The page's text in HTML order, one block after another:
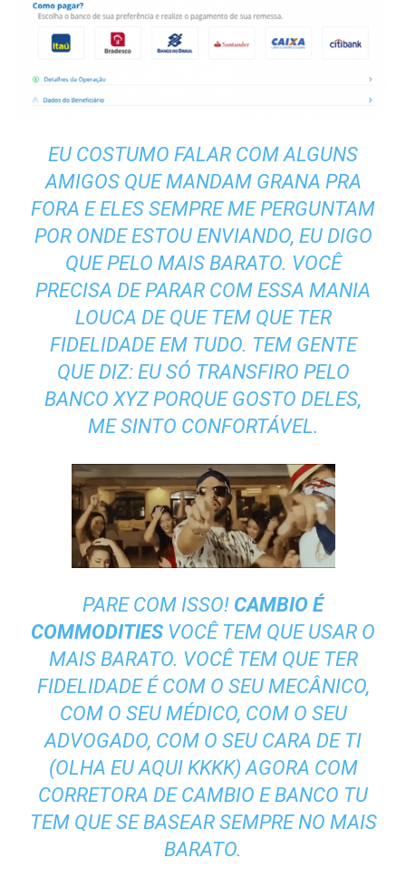
EU COSTUMO FALAR COM ALGUNS
AMIGOS QUE MANDAM GRANA PRA
FORA E ELES SEMPRE ME PERGUNTAM
POR ONDE ESTOU ENVIANDO, EU DIGO
QUE PELO MAIS BARATO. VOCÊ
PRECISA DE PARAR COM ESSA MANIA
LOUCA DE QUE TEM QUE TER
FIDELIDADE EM TUDO. TEM GENTE
QUE DIZ: EU SÓ TRANSFIRO PELO
BANCO XYZ PORQUE GOSTO DELES,
ME SINTO CONFORTÁVEL.
PARE COM ISSO! CAMBIO É
COMMODITIESVOCÊ TEM QUE USAR O
MAIS BARATO. VOCÊ TEM QUE TER
FIDELIDADE É COM O SEU MECÂNICO,
COM O SEU MÉDICO, COM O SEU
ADVOGADO, COM O SEU CARA DE TI
(OLHA EU AQUI KKKK) AGORA COM
CORRETORA DE CAMBIO E BANCO TU
TEM QUE SE BASEAR SEMPRE NO MAIS
BARATO.